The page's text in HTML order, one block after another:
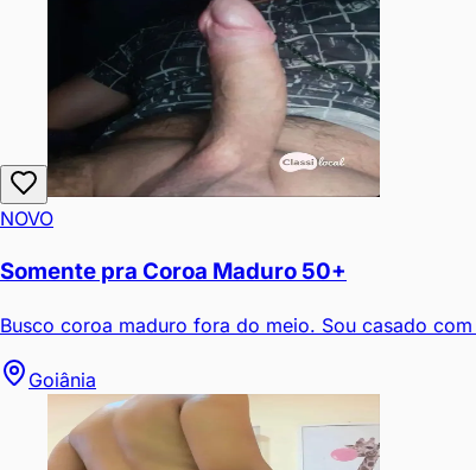
NOVO
Somente pra Coroa Maduro 50+
Busco coroa maduro fora do meio. Sou casado
Goiânia